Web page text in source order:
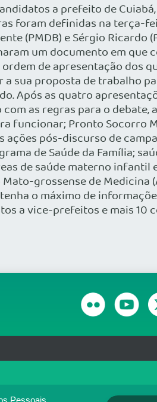
a prefeito de
foram definidas na terça-
(PMDB) e Sérgio Ricardo
um documento em que
de apresentação dos
sua proposta de trabalho
Após as quatro
as regras para o debate,
funcionar; Pronto Socorro
ações pós-discurso de
de Saúde da Família;
de saúde materno infantil
grossense de Medicina
o máximo de
a vice-prefeitos e mais 10
política de monitoramento de